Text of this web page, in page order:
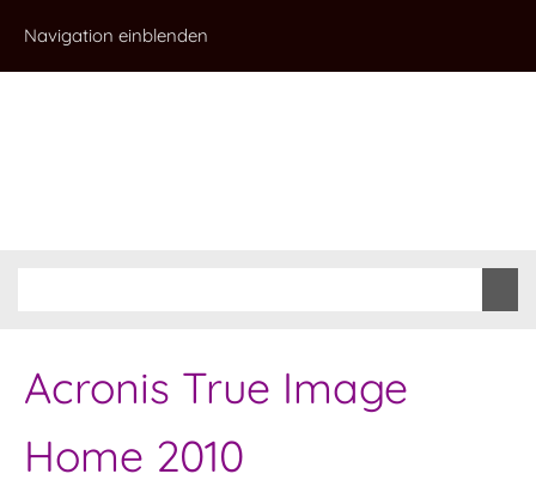
Navigation einblenden
Acronis True Image
Home 2010